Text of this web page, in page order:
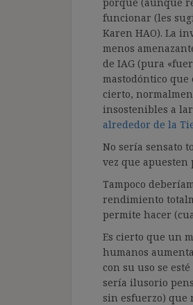
funcionar (les
Karen HAO). La
menos
de IAG (pura
mastodóntico
cierto,
insostenibles a
alrededor de la
No sería sensato
vez que
Tampoco
rendimiento
permite hacer
Es cierto que un
humanos
con su uso se
sería ilusorio
sin esfuerzo) que